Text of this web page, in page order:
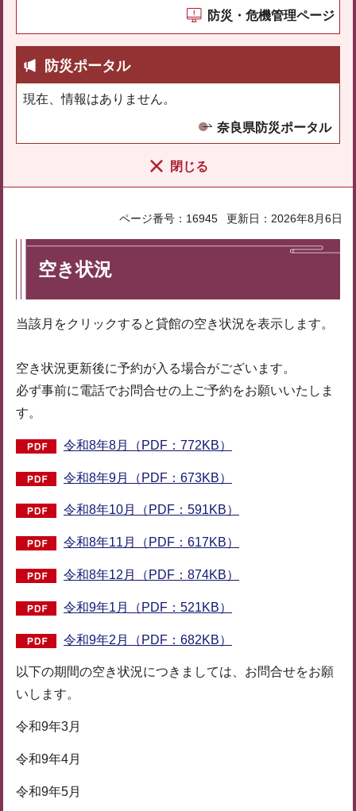
防災・危機管理ページ
防災ポータル
現在、情報はありません。
奈良県防災ポータル
閉じる
ページ番号：16945 更新日：2026年8月6日
空き状況
当該月をクリックすると貸館の空き状況を表示します。
空き状況更新後に予約が入る場合がございます。
必ず事前に電話でお問合せの上ご予約をお願いいたしま
す。
令和8年8月（PDF：772KB）
令和8年9月（PDF：673KB）
令和8年10月（PDF：591KB）
令和8年11月（PDF：617KB）
令和8年12月（PDF：874KB）
令和9年1月（PDF：521KB）
令和9年2月（PDF：682KB）
以下の期間の空き状況につきましては、お問合せをお願
いします。
令和9年3月
令和9年4月
令和9年5月